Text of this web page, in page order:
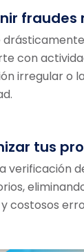
con
irregular o
tus
verificación
costosos